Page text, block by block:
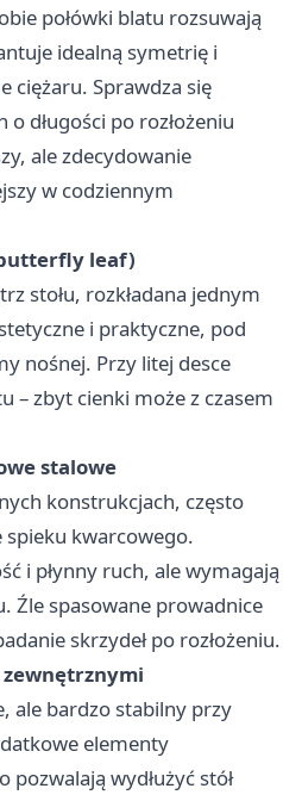
połówki blatu rozsuwają
idealną symetrię i
ciężaru. Sprawdza się
o długości po rozłożeniu
ale zdecydowanie
w codziennym
leaf)
stołu, rozkładana jednym
i praktyczne, pod
nośnej. Przy litej desce
– zbyt cienki może z czasem
stalowe
konstrukcjach, często
spieku kwarcowego.
i płynny ruch, ale wymagają
Źle spasowane prowadnice
skrzydeł po rozłożeniu.
zewnętrznymi
ale bardzo stabilny przy
elementy
wydłużyć stół